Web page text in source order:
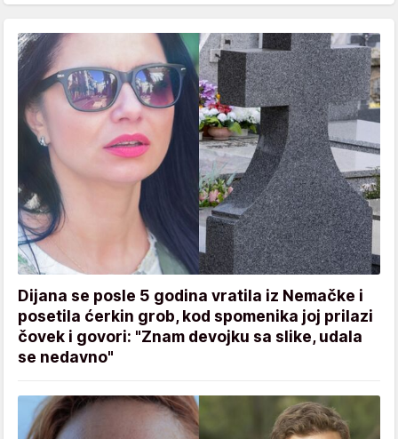
Dijana se posle 5 godina vratila iz Nemačke i
posetila ćerkin grob, kod spomenika joj prilazi
čovek i govori: "Znam devojku sa slike, udala
se nedavno"